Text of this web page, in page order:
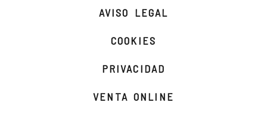
AVISO LEGAL
COOKIES
PRIVACIDAD
VENTA ONLINE